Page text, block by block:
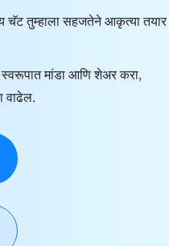
चॅट तुम्हाला सहजतेने आकृत्या तयार
मांडा आणि शेअर करा,
वाढेल.